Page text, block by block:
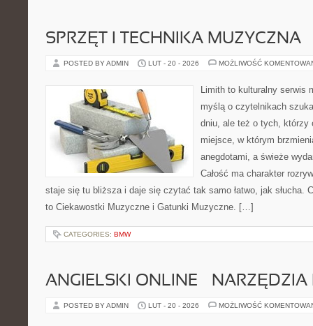
SPRZĘT I TECHNIKA MUZYCZNA
POSTED BY ADMIN LUT - 20 - 2026 MOŻLIWOŚĆ
Limith to kulturalny serwis
myślą o czytelnikach
dniu, ale też o tych, którzy
miejsce, w którym
anegdotami, a świeże
Całość ma charakter
staje się tu bliższa i daje się czytać tak samo łatwo, jak słucha.
to Ciekawostki Muzyczne i Gatunki Muzyczne. […]
CATEGORIES: BMW
ANGIELSKI ONLINE – NARZĘDZIA
POSTED BY ADMIN LUT - 20 - 2026 MOŻLIWOŚĆ